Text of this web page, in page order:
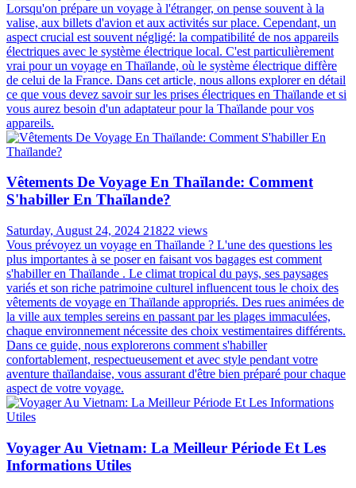
Lorsqu'on prépare un voyage à l'étranger, on pense souvent à la
valise, aux billets d'avion et aux activités sur place. Cependant, un
aspect crucial est souvent négligé: la compatibilité de nos appareils
électriques avec le système électrique local. C'est particulièrement
vrai pour un voyage en Thaïlande, où le système électrique diffère
de celui de la France. Dans cet article, nous allons explorer en détail
ce que vous devez savoir sur les prises électriques en Thaïlande et si
vous aurez besoin d'un adaptateur pour la Thaïlande pour vos
appareils.
Vêtements De Voyage En Thaïlande: Comment
S'habiller En Thaïlande?
Saturday, August 24, 2024 21822 views
Vous prévoyez un voyage en Thaïlande ? L'une des questions les
plus importantes à se poser en faisant vos bagages est comment
s'habiller en Thaïlande . Le climat tropical du pays, ses paysages
variés et son riche patrimoine culturel influencent tous le choix des
vêtements de voyage en Thaïlande appropriés. Des rues animées de
la ville aux temples sereins en passant par les plages immaculées,
chaque environnement nécessite des choix vestimentaires différents.
Dans ce guide, nous explorerons comment s'habiller
confortablement, respectueusement et avec style pendant votre
aventure thaïlandaise, vous assurant d'être bien préparé pour chaque
aspect de votre voyage.
Voyager Au Vietnam: La Meilleur Période Et Les
Informations Utiles